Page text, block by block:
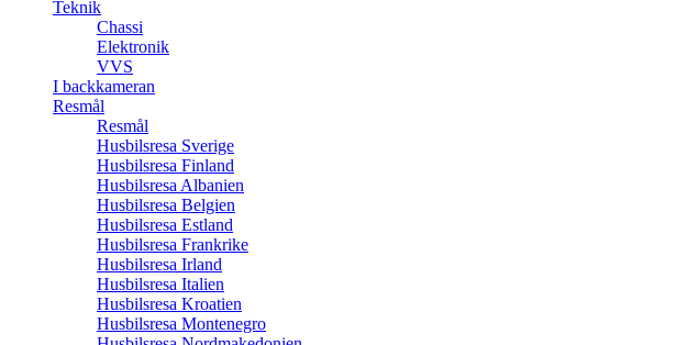
Teknik
Chassi
Elektronik
VVS
I backkameran
Resmål
Resmål
Husbilsresa Sverige
Husbilsresa Finland
Husbilsresa Albanien
Husbilsresa Belgien
Husbilsresa Estland
Husbilsresa Frankrike
Husbilsresa Irland
Husbilsresa Italien
Husbilsresa Kroatien
Husbilsresa Montenegro